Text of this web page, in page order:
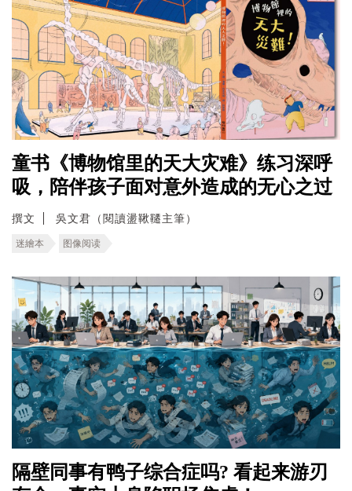
童书《博物馆里的天大灾难》练习深呼
吸，陪伴孩子面对意外造成的无心之过
撰文 吳文君（閱讀盪鞦韆主筆）
迷繪本 图像阅读
隔壁同事有鸭子综合症吗? 看起来游刃